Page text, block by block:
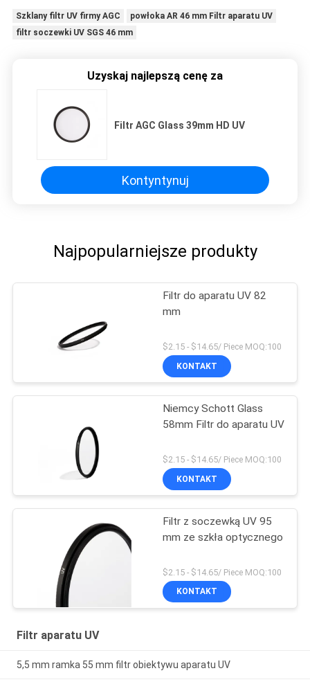
Szklany filtr UV firmy AGC
powłoka AR 46 mm Filtr aparatu UV
filtr soczewki UV SGS 46 mm
Uzyskaj najlepszą cenę za
Filtr AGC Glass 39mm HD UV
Kontyntynuj
Najpopularniejsze produkty
Filtr do aparatu UV 82
mm
$2.15 - $14.65/ Piece MOQ:100
KONTAKT
Niemcy Schott Glass
58mm Filtr do aparatu UV
$2.15 - $14.65/ Piece MOQ:100
KONTAKT
Filtr z soczewką UV 95
mm ze szkła optycznego
$2.15 - $14.65/ Piece MOQ:100
KONTAKT
Filtr aparatu UV
5,5 mm ramka 55 mm filtr obiektywu aparatu UV